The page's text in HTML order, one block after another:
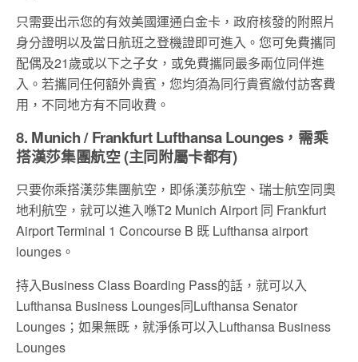
只需要出示您的有效美國運通白金卡，政府核發的附照片
身分證明以及當日航班之登機證即可進入。您可免費攜同
配偶及21歲或以下之子女，或免費攜同最多兩位同伴進
入。若攜同任何額外貴賓，您均須為同行貴賓繳付訪客費
用，不同地方有不同收費。
8. Munich / Frankfurt Lufthansa Lounges，需乘
搭漢莎集團航空 (主同附屬卡都有)
只要你乘搭漢莎集團航空，即係漢莎航空、瑞士航空同奧
地利航空，就可以進入喺T2 Munich Airport 同 Frankfurt
Airport Terminal 1 Concourse B 既 Lufthansa airport
lounges。
持入Business Class Boarding Pass的話，就可以入
Lufthansa Business Lounges同Lufthansa Senator
Lounges；如果無既，就淨係可以入Lufthansa Business
Lounges